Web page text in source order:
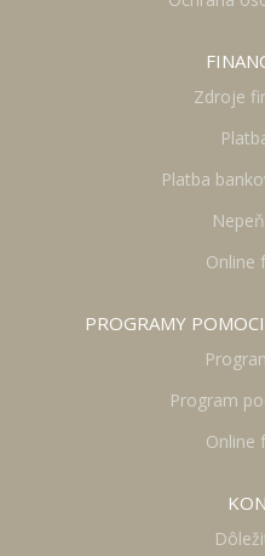
Zdroje
Platba
Online
PROGRAMY
Program
Online